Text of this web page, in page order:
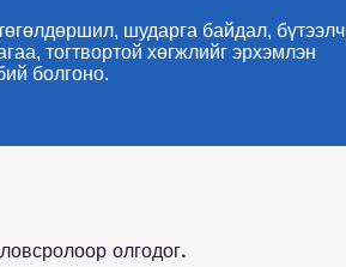
шударга байдал, бүтээлч
тогтвортой хөгжлийг эрхэмлэн
болгоно.
олгодог.